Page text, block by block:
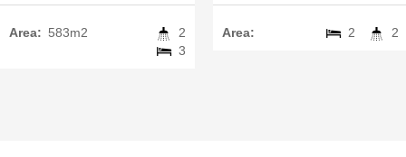
Area: 583m2
2
3
Area: 2
2